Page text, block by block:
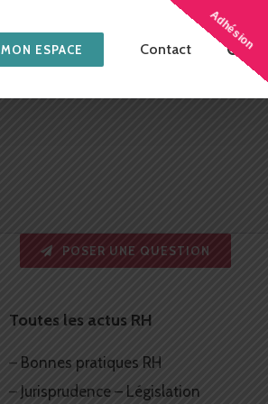
MON ESPACE Contact
POSER UNE QUESTION
Toutes les actus RH
– Bonnes pratiques RH
– Jurisprudence – Législation
Adhésion